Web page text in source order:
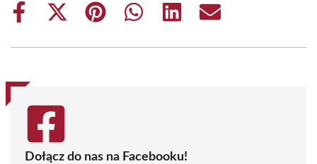
Share
Share
(Twitter)
Share
Share
Share
Share
Dołącz do nas na Facebooku!